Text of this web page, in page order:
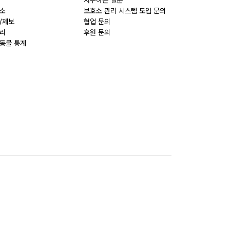
제보
물 통계
보호소 관리 시스템 도입 문의
협업 문의
후원 문의